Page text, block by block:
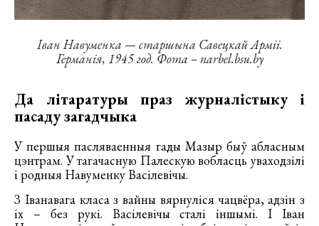
Іван Навуменка — старшына Савецкай Арміі.
Германія, 1945 год. Фота – narbel.bsu.by
Да літаратуры праз журналістыку і
пасаду загадчыка
У першыя пасляваенныя гады Мазыр быў абласным
цэнтрам. У тагачасную Палескую вобласць уваходзілі
і родныя Навуменку Васілевічы.
З Іванавага класа з вайны вярнуліся чацвёра, адзін з
іх – без рукі. Васілевічы сталі іншымі. І Іван